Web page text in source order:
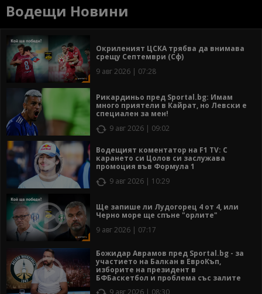
Водещи Новини
Окриленият ЦСКА трябва да внимава
срещу Септември (Сф)
9 авг 2026 | 07:28
Рикардиньо пред Sportal.bg: Имам
много приятели в Кайрат, но Левски е
специален за мен!
9 авг 2026 | 09:02
Водещият коментатор на F1 TV: С
карането си Цолов си заслужава
промоция във Формула 1
9 авг 2026 | 10:29
Ще запише ли Лудогорец 4 от 4, или
Черно море ще спъне "орлите"
9 авг 2026 | 07:17
Божидар Аврамов пред Sportal.bg - за
участието на Балкан в ЕвроКъп,
изборите на президент в
БФБаскетбол и проблема със залите